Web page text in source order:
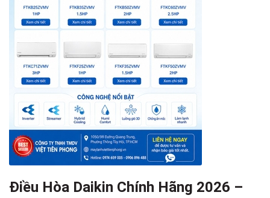
Điều Hòa Daikin Chính Hãng 2026 –